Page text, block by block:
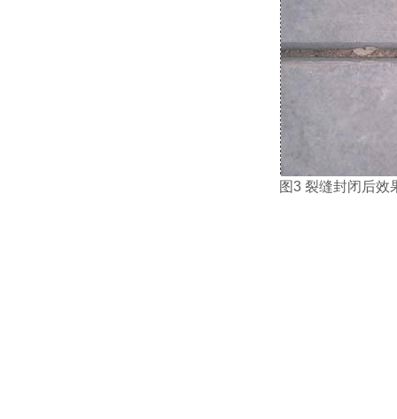
图3 裂缝封闭后效